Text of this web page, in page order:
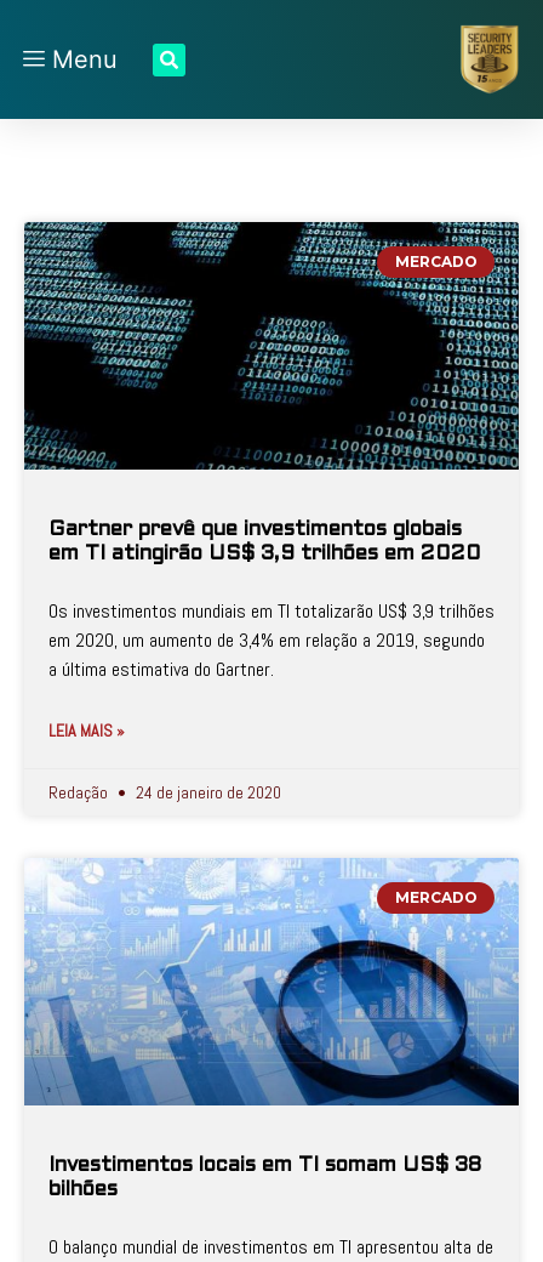
Menu
MERCADO
Gartner prevê que investimentos globais
em TI atingirão US$ 3,9 trilhões em 2020
Os investimentos mundiais em TI totalizarão US$ 3,9 trilhões
em 2020, um aumento de 3,4% em relação a 2019, segundo
a última estimativa do Gartner.
LEIA MAIS »
Redação 24 de janeiro de 2020
MERCADO
Investimentos locais em TI somam US$ 38
bilhões
O balanço mundial de investimentos em TI apresentou alta de